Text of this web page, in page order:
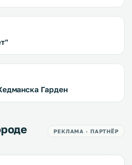
Гарден
РЕКЛАМА · ПАРТНЁР